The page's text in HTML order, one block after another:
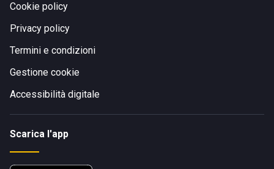
Cookie policy
Privacy policy
Termini e condizioni
Gestione cookie
Accessibilità digitale
Scarica l'app